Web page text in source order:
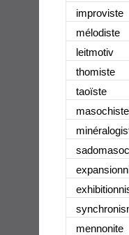
improviste
mélodiste
leitmotiv
thomiste
taoïste
masochiste
mennonite